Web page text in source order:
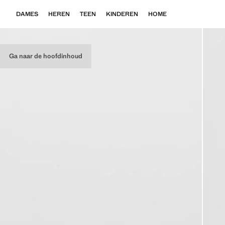
Ga naar de hoofdinhoud
DAMES HEREN TEEN KINDEREN HOME